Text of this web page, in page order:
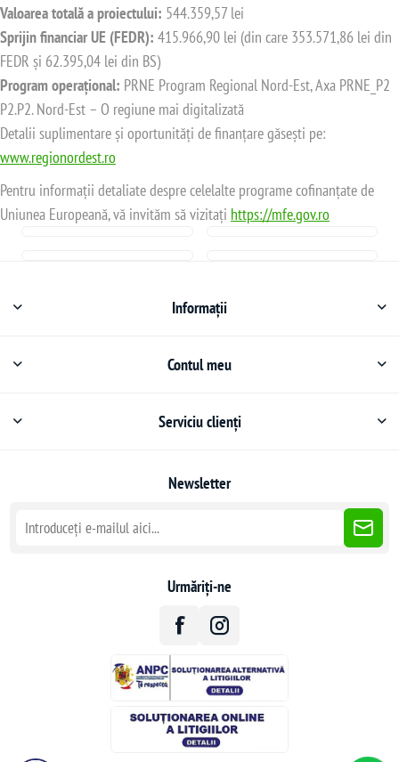
Valoarea totală a proiectului: 544.359,57 lei
Sprijin financiar UE (FEDR): 415.966,90 lei (din care 353.571,86 lei din
FEDR și 62.395,04 lei din BS)
Program operațional: PRNE Program Regional Nord-Est, Axa PRNE_P2
P2.P2. Nord-Est – O regiune mai digitalizată
Detalii suplimentare și oportunități de finanțare găsești pe:
www.regionordest.ro
Pentru informații detaliate despre celelalte programe cofinanțate de
Uniunea Europeană, vă invităm să vizitați https://mfe.gov.ro
Informații
Contul meu
Serviciu clienți
Newsletter
Urmăriți-ne